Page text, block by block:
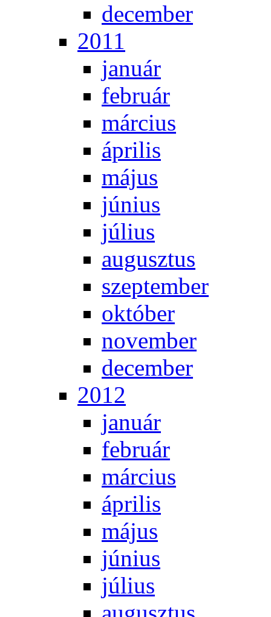
de­cem­ber
2011
ja­nu­ár
feb­ru­ár
már­ci­us
áp­ri­lis
má­jus
jú­ni­us
jú­li­us
au­gusz­tus
szep­tem­ber
ok­tó­ber
no­vem­ber
de­cem­ber
2012
ja­nu­ár
feb­ru­ár
már­ci­us
áp­ri­lis
má­jus
jú­ni­us
jú­li­us